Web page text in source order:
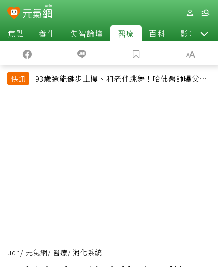
焦點 養生 失智論壇 醫療 百科 影音
快訊
93歲還能健步上樓、和老伴跳舞！哈佛醫師曝父親
udn/ 元氣網/ 醫療/ 消化系統